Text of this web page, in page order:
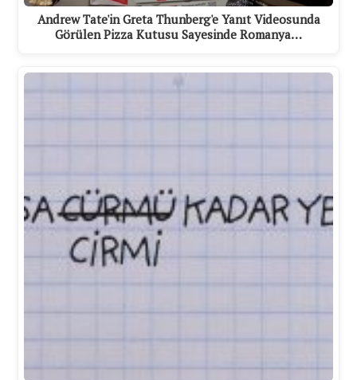
Andrew Tate'in Greta Thunberg'e Yanıt Videosunda
Görülen Pizza Kutusu Sayesinde Romanya…